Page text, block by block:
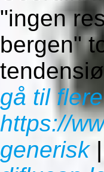
"ingen
bergen"
gå til
https://
generisk|